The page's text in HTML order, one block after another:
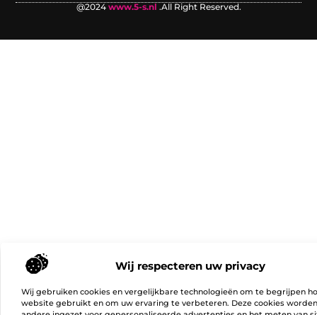
Wij respecteren uw privacy
Wij gebruiken cookies en vergelijkbare technologieën om te begrijpen
website gebruikt en om uw ervaring te verbeteren. Deze cookies
@2024 www.5-s.nl .All Right Reserved.